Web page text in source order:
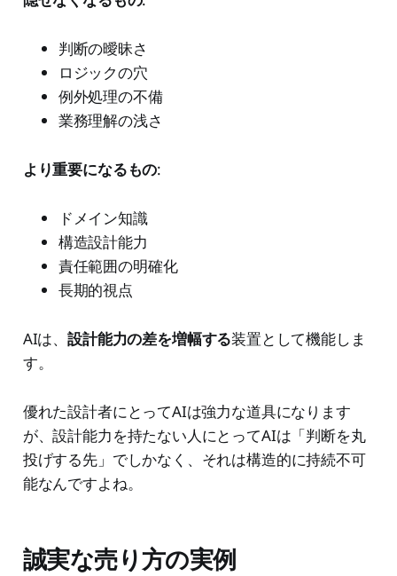
判断の曖昧さ
ロジックの穴
例外処理の不備
業務理解の浅さ
より重要になるもの:
ドメイン知識
構造設計能力
責任範囲の明確化
長期的視点
AIは、設計能力の差を増幅する装置として機能しま
す。
優れた設計者にとってAIは強力な道具になります
が、設計能力を持たない人にとってAIは「判断を丸
投げする先」でしかなく、それは構造的に持続不可
能なんですよね。
誠実な売り方の実例